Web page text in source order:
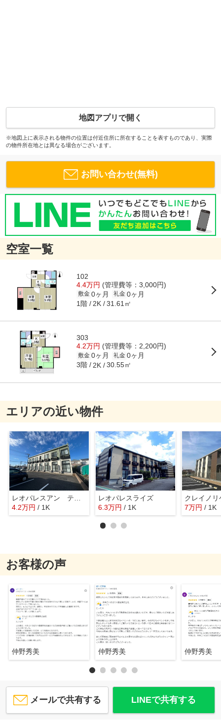
地図アプリで開く
※地図上に表示される物件の位置は付近住所に所在することを表すものであり、実際
の物件所在地とは異なる場合がございます。
お問い合わせ(無料)
空室一覧
102
4.4万円 (管理費等：3,000円)
敷金 0ヶ月 礼金 0ヶ月
1階 2K 31.61㎡
303
4.2万円 (管理費等：2,200円)
敷金 0ヶ月 礼金 0ヶ月
3階 2K 30.55㎡
エリアの近い物件
レオパレスアン ティーム
4.2万円 / 1K
レオパレスライズ
6.3万円 / 1K
クレイノリ
7万円 / 1K
お客様の声
仲野秀美 仲野秀美 仲野秀美
メールで共有する LINEで共有する